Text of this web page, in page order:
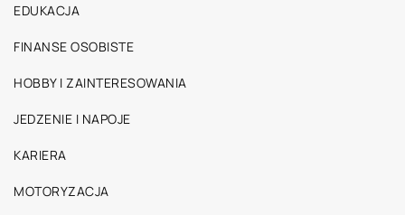
EDUKACJA
FINANSE OSOBISTE
HOBBY I ZAINTERESOWANIA
JEDZENIE I NAPOJE
KARIERA
MOTORYZACJA